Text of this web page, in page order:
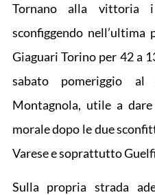
Tornano alla vittoria
sconfiggendo
Giaguari Torino per 42 a
sabato pomeriggio al
Montagnola, utile a
morale dopo le due
Varese e soprattutto
Sulla propria strada